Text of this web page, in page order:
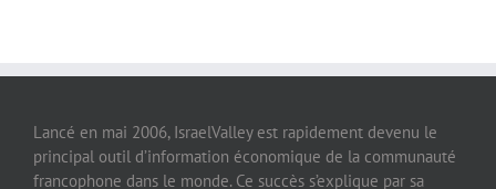
Lancé en mai 2006, IsraelValley est rapidement devenu le
principal outil d’information économique de la communauté
francophone dans le monde. Ce succès s’explique par sa